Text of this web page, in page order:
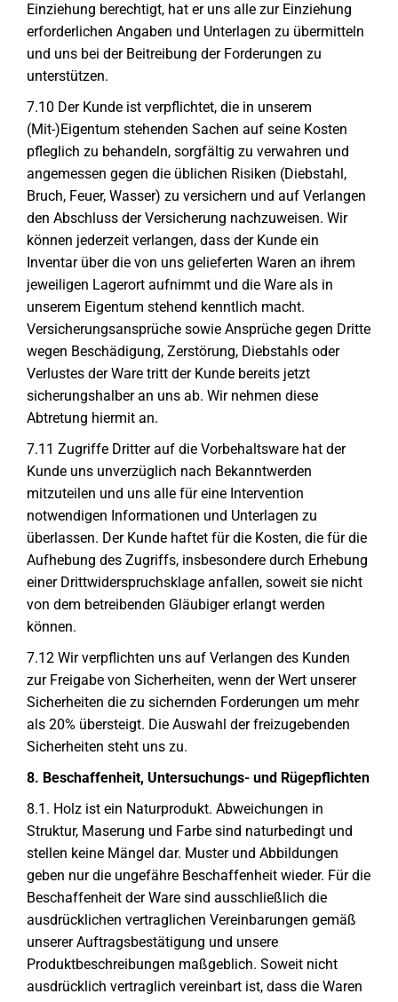
Einziehung berechtigt, hat er uns alle zur Einziehung
erforderlichen Angaben und Unterlagen zu übermitteln
und uns bei der Beitreibung der Forderungen zu
unterstützen.
7.10 Der Kunde ist verpflichtet, die in unserem
(Mit-)Eigentum stehenden Sachen auf seine Kosten
pfleglich zu behandeln, sorgfältig zu verwahren und
angemessen gegen die üblichen Risiken (Diebstahl,
Bruch, Feuer, Wasser) zu versichern und auf Verlangen
den Abschluss der Versicherung nachzuweisen. Wir
können jederzeit verlangen, dass der Kunde ein
Inventar über die von uns gelieferten Waren an ihrem
jeweiligen Lagerort aufnimmt und die Ware als in
unserem Eigentum stehend kenntlich macht.
Versicherungsansprüche sowie Ansprüche gegen Dritte
wegen Beschädigung, Zerstörung, Diebstahls oder
Verlustes der Ware tritt der Kunde bereits jetzt
sicherungshalber an uns ab. Wir nehmen diese
Abtretung hiermit an.
7.11 Zugriffe Dritter auf die Vorbehaltsware hat der
Kunde uns unverzüglich nach Bekanntwerden
mitzuteilen und uns alle für eine Intervention
notwendigen Informationen und Unterlagen zu
überlassen. Der Kunde haftet für die Kosten, die für die
Aufhebung des Zugriffs, insbesondere durch Erhebung
einer Drittwiderspruchsklage anfallen, soweit sie nicht
von dem betreibenden Gläubiger erlangt werden
können.
7.12 Wir verpflichten uns auf Verlangen des Kunden
zur Freigabe von Sicherheiten, wenn der Wert unserer
Sicherheiten die zu sichernden Forderungen um mehr
als 20% übersteigt. Die Auswahl der freizugebenden
Sicherheiten steht uns zu.
8. Beschaffenheit, Untersuchungs- und Rügepflichten
8.1. Holz ist ein Naturprodukt. Abweichungen in
Struktur, Maserung und Farbe sind naturbedingt und
stellen keine Mängel dar. Muster und Abbildungen
geben nur die ungefähre Beschaffenheit wieder. Für die
Beschaffenheit der Ware sind ausschließlich die
ausdrücklichen vertraglichen Vereinbarungen gemäß
unserer Auftragsbestätigung und unsere
Produktbeschreibungen maßgeblich. Soweit nicht
ausdrücklich vertraglich vereinbart ist, dass die Waren